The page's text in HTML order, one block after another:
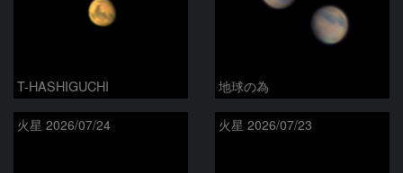
T-HASHIGUCHI 地球の為
火星 2026/07/24 火星 2026/07/23